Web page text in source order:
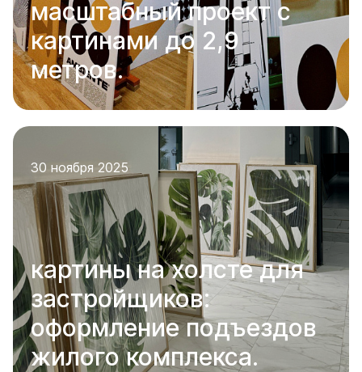
масштабный проект с
картинами до 2,9
метров.
30 ноября 2025
картины на холсте для
застройщиков:
оформление подъездов
жилого комплекса.